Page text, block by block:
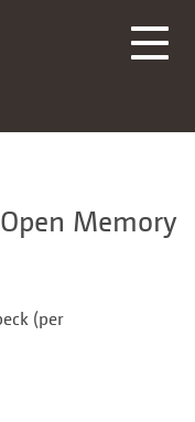
Memory
(per